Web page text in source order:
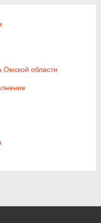
Омской области